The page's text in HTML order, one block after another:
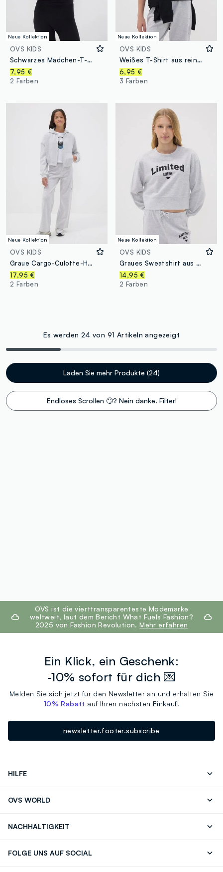
Neue Kollektion
OVS KIDS
Schwarzes Mädchen-T-Shirt aus elastischer Bio-Baumwolle mit Rippkragen
7,95 €
2 Farben
Neue Kollektion
OVS KIDS
Weißes T-Shirt aus reiner Bio-Baumwolle mit Print für Mädchen
6,95 €
3 Farben
Neue Kollektion
OVS KIDS
Graue Cargo-Culotte-Hose aus reiner Baumwolle für Mädchen
17,95 €
2 Farben
Neue Kollektion
OVS KIDS
Graues Sweatshirt aus reiner Bio-Baumwolle mit Frontprint für Mädchen
14,95 €
2 Farben
Es werden 24 von 91 Artikeln angezeigt
Laden Sie mehr Produkte (24)
Endloses Scrollen 🙄? Nein danke. Filter!
footer.ariatitleOVS ist die vierttransparenteste Modemarke
weltweit, laut dem Bericht What Fuels Fashion?
2025 von Fashion Revolution.Mehr erfahren
Ein Klick, ein Geschenk:
-10% sofort für dich 💌
Melden Sie sich jetzt für den Newsletter an und erhalten Sie
10% Rabatt auf Ihren nächsten Einkauf!
newsletter.footer.subscribe
HILFE
Bestellung/Rücksendung
OVS WORLD
NACHHALTIGKEIT
FOLGE UNS AUF SOCIAL